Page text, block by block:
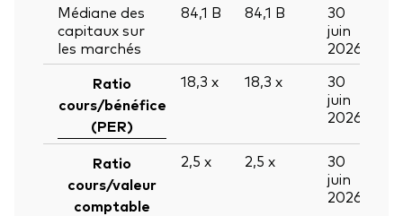
Médiane des
capitaux sur
les marchés
84,1 B 84,1 B
30
juin
2026
Ratio
cours/bénéfice
(PER)
18,3 x 18,3 x
30
juin
2026
Ratio
cours/valeur
comptable
2,5 x 2,5 x
30
juin
2026